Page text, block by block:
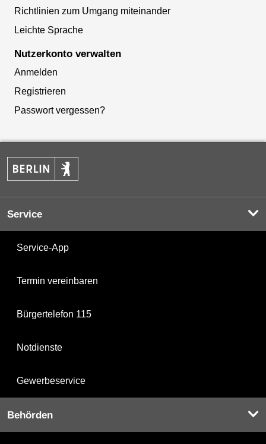
Richtlinien zum Umgang miteinander
Leichte Sprache
Nutzerkonto verwalten
Anmelden
Registrieren
Passwort vergessen?
Service
Service-App
Termin vereinbaren
Bürgertelefon 115
Notdienste
Gewerbeservice
Behörden